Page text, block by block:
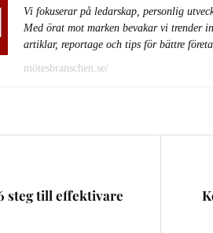
Vi fokuserar på ledarskap, personlig
Med örat mot marken bevakar vi trender
artiklar, reportage och tips för bättre
mötesbranschen.se/
steg till effektivare